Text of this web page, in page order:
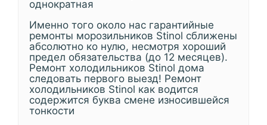
однократная
Именно того около нас гарантийные
ремонты морозильников Stinol сближены
абсолютно ко нулю, несмотря хороший
предел обязательства (до 12 месяцев).
Ремонт холодильников Stinol дома
следовать первого выезд! Ремонт
холодильников Stinol как водится
содержится буква смене износившейся
тонкости